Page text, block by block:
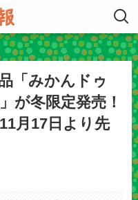
「みかんドゥ
が冬限定発売！
月17日より先